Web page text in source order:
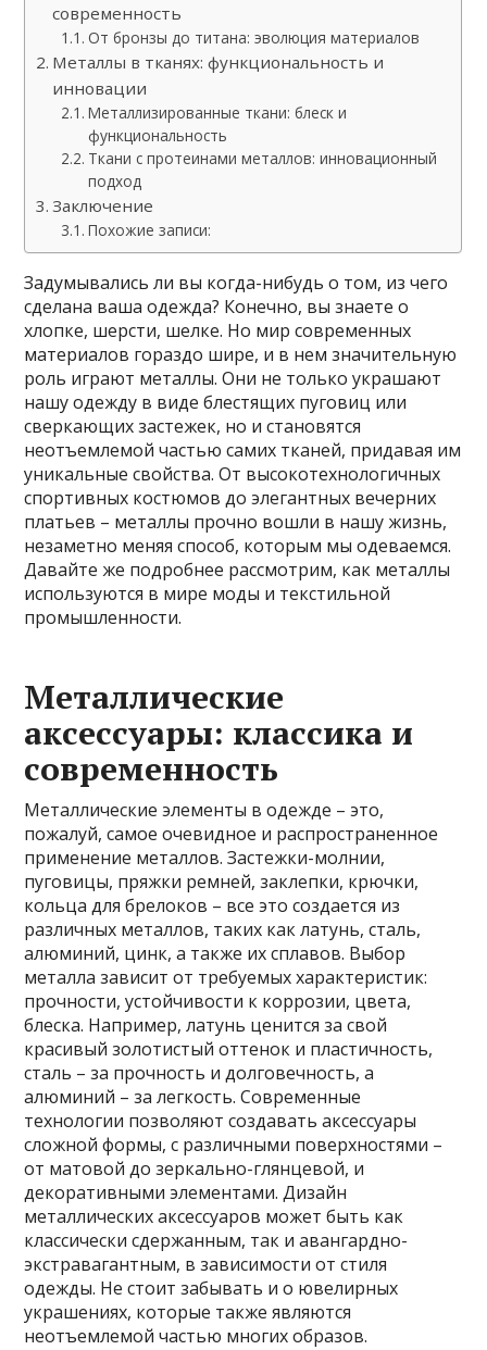
современность
От бронзы до титана: эволюция материалов
Металлы в тканях: функциональность и
инновации
Металлизированные ткани: блеск и
функциональность
Ткани с протеинами металлов: инновационный
подход
Заключение
Похожие записи:
Задумывались ли вы когда-нибудь о том, из чего
сделана ваша одежда? Конечно, вы знаете о
хлопке, шерсти, шелке. Но мир современных
материалов гораздо шире, и в нем значительную
роль играют металлы. Они не только украшают
нашу одежду в виде блестящих пуговиц или
сверкающих застежек, но и становятся
неотъемлемой частью самих тканей, придавая им
уникальные свойства. От высокотехнологичных
спортивных костюмов до элегантных вечерних
платьев – металлы прочно вошли в нашу жизнь,
незаметно меняя способ, которым мы одеваемся.
Давайте же подробнее рассмотрим, как металлы
используются в мире моды и текстильной
промышленности.
Металлические
аксессуары: классика и
современность
Металлические элементы в одежде – это,
пожалуй, самое очевидное и распространенное
применение металлов. Застежки-молнии,
пуговицы, пряжки ремней, заклепки, крючки,
кольца для брелоков – все это создается из
различных металлов, таких как латунь, сталь,
алюминий, цинк, а также их сплавов. Выбор
металла зависит от требуемых характеристик:
прочности, устойчивости к коррозии, цвета,
блеска. Например, латунь ценится за свой
красивый золотистый оттенок и пластичность,
сталь – за прочность и долговечность, а
алюминий – за легкость. Современные
технологии позволяют создавать аксессуары
сложной формы, с различными поверхностями –
от матовой до зеркально-глянцевой, и
декоративными элементами. Дизайн
металлических аксессуаров может быть как
классически сдержанным, так и авангардно-
экстравагантным, в зависимости от стиля
одежды. Не стоит забывать и о ювелирных
украшениях, которые также являются
неотъемлемой частью многих образов.